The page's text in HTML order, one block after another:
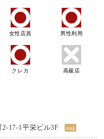
女性店員 男性利用
クレカ 高級店
17-1平栄ビル3F map